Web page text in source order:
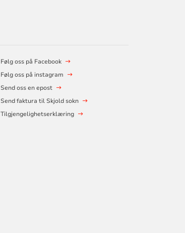
Følg oss på Facebook
Følg oss på instagram
Send oss en epost
Send faktura til Skjold sokn
Tilgjengelighetserklæring